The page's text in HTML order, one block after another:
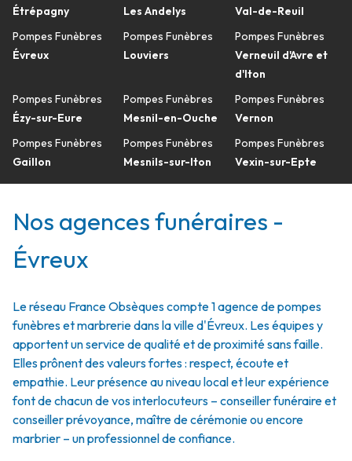
Étrépagny
Pompes Funèbres
Évreux
Pompes Funèbres
Ézy-sur-Eure
Pompes Funèbres
Gaillon
Les Andelys
Pompes Funèbres
Louviers
Pompes Funèbres
Mesnil-en-Ouche
Pompes Funèbres
Mesnils-sur-Iton
Val-de-Reuil
Pompes Funèbres
Verneuil d'Avre et
d'Iton
Pompes Funèbres
Vernon
Pompes Funèbres
Vexin-sur-Epte
Nos agences funéraires -
Évreux
Le réseau France Obsèques compte 1 agence de pompes
funèbres et marbrerie dans la ville d'Évreux. Les équipes y
apportent un service de qualité et de proximité sans faille.
Elles prônent des valeurs fortes : respect, écoute et
empathie. Leur présence au niveau local et leur expérience
font de chacun de vos interlocuteurs – conseiller funéraire et
conseiller prévoyance, maître de cérémonie ou encore
marbrier – un professionnel de confiance.